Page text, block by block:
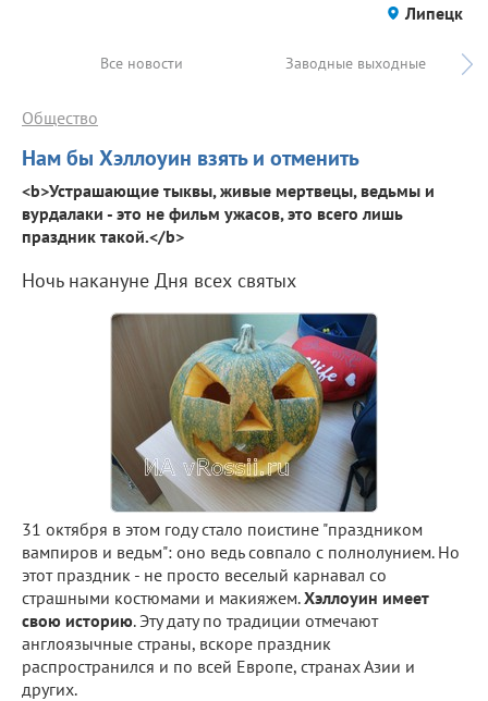
Липецк
Все новости Заводные выходные
Нам бы Хэллоуин взять и отменить
Общество
<b>Устрашающие тыквы, живые мертвецы, ведьмы и
вурдалаки - это не фильм ужасов, это всего лишь
праздник такой.</b>
Ночь накануне Дня всех святых
31 октября в этом году стало поистине "праздником
вампиров и ведьм": оно ведь совпало с полнолунием. Но
этот праздник - не просто веселый карнавал со
страшными костюмами и макияжем.Хэллоуин имеет
свою историю. Эту дату по традиции отмечают
англоязычные страны, вскоре праздник
распространился и по всей Европе, странах Азии и
других.